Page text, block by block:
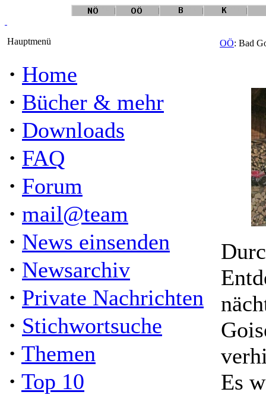
Hauptmenü
· Home
· Bücher & mehr
· Downloads
· FAQ
· Forum
· mail@team
· News einsenden
· Newsarchiv
· Private Nachrichten
· Stichwortsuche
· Themen
· Top 10
OÖ: Bad
Es